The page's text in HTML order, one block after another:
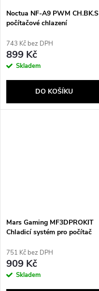
Noctua NF-A9 PWM CH.BK.S
počítačové chlazení
cm Černá
743 Kč bez DPH
899 Kč
Skladem
DO KOŠÍKU
Mars Gaming MF3DPROKIT
Chladicí systém pro počítač
cm Černá
751 Kč bez DPH
909 Kč
Skladem